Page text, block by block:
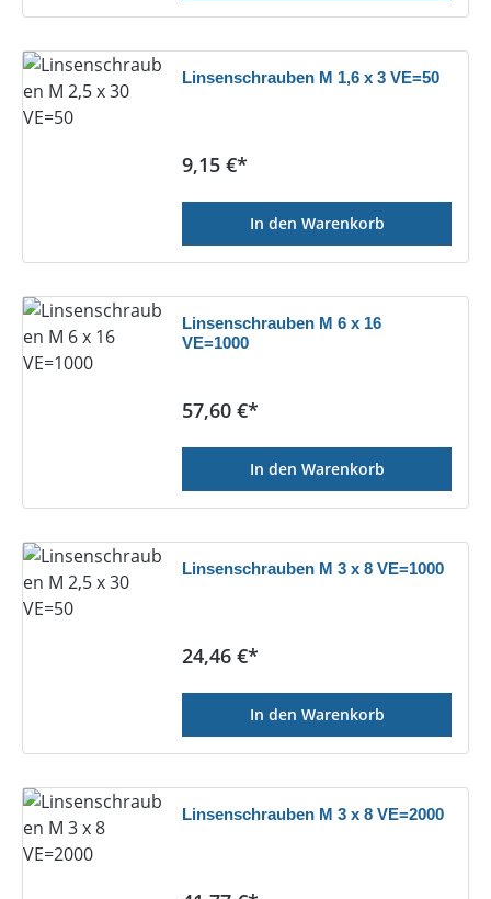
Linsenschrauben M 1,6 x 3 VE=50
Regulärer Preis:
9,15 €*
In den Warenkorb
Linsenschrauben M 6 x 16
VE=1000
Regulärer Preis:
57,60 €*
In den Warenkorb
Linsenschrauben M 3 x 8 VE=1000
Regulärer Preis:
24,46 €*
In den Warenkorb
Linsenschrauben M 3 x 8 VE=2000